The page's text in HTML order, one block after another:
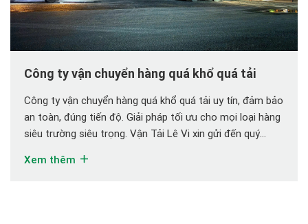
Công ty vận chuyển hàng quá khổ quá tải
Công ty vận chuyển hàng quá khổ quá tải uy tín, đảm bảo
an toàn, đúng tiến độ. Giải pháp tối ưu cho mọi loại hàng
siêu trường siêu trọng. Vận Tải Lê Vi xin gửi đến quý
quá khổ quá tải, một trong […]
Xem thêm